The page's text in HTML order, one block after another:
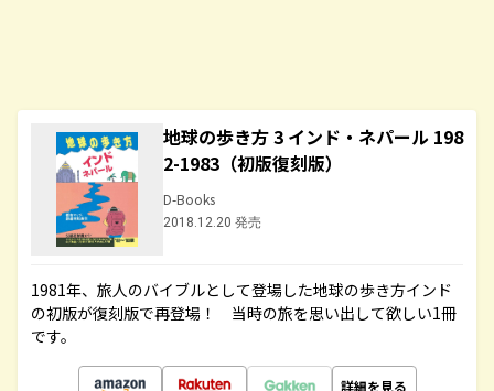
地球の歩き方 3 インド・ネパール 198
2-1983（初版復刻版）
D-Books
2018.12.20 発売
1981年、旅人のバイブルとして登場した地球の歩き方インド
の初版が復刻版で再登場！ 当時の旅を思い出して欲しい1冊
です。
詳細を見る